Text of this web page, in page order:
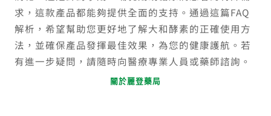
求，這款產品都能夠提供全面的支持。通過這篇FAQ
解析，希望幫助您更好地了解大和酵素的正確使用方
法，並確保產品發揮最佳效果，為您的健康護航。若
有進一步疑問，請隨時向醫療專業人員或藥師諮詢。
關於麗登藥局